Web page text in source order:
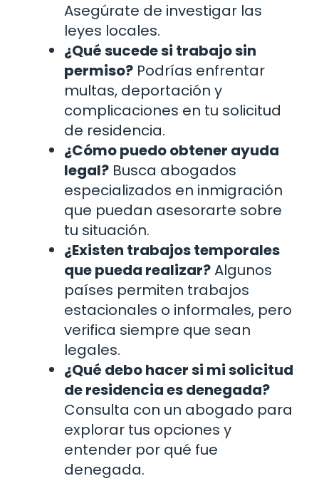
Asegúrate de investigar las
leyes locales.
¿Qué sucede si trabajo sin
permiso? Podrías enfrentar
multas, deportación y
complicaciones en tu solicitud
de residencia.
¿Cómo puedo obtener ayuda
legal? Busca abogados
especializados en inmigración
que puedan asesorarte sobre
tu situación.
¿Existen trabajos temporales
que pueda realizar?Algunos
países permiten trabajos
estacionales o informales, pero
verifica siempre que sean
legales.
¿Qué debo hacer si mi solicitud
de residencia es denegada?
Consulta con un abogado para
explorar tus opciones y
entender por qué fue
denegada.